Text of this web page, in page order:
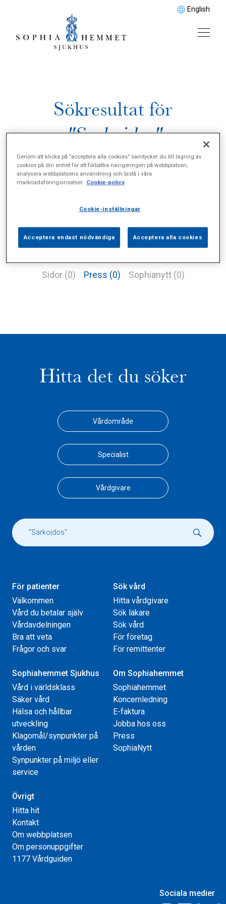
English
Sökresultat för
"Sarkoidos"
Sidor (0) Press (0) Sophianytt (0)
Hitta det du söker
Vårdområde
Specialist
Vårdgivare
För patienter
Välkommen
Vård du betalar själv
Vårdavdelningen
Bra att veta
Frågor och svar
Sök vård
Hitta vårdgivare
Sök läkare
Sök vård
För företag
För remittenter
Sophiahemmet Sjukhus
Vård i världsklass
Säker vård
Hälsa och hållbar
utveckling
Klagomål/synpunkter på
vården
Synpunkter på miljö eller
service
Om Sophiahemmet
Sophiahemmet
Koncernledning
E-faktura
Jobba hos oss
Press
SophiaNytt
Övrigt
Hitta hit
Kontakt
Om webbplatsen
Om personuppgifter
1177 Vårdguiden
Sociala medier
Genom att klicka på "acceptera alla cookies" samtycker du till lagring av
cookies på din enhet för att förbättra navigeringen på webbplatsen,
analysera webbplatsens användning och bistå i våra
marknadsföringsinsatser. Cookie-policy
Cookie-inställningar
Acceptera endast nödvändiga Acceptera alla cookies